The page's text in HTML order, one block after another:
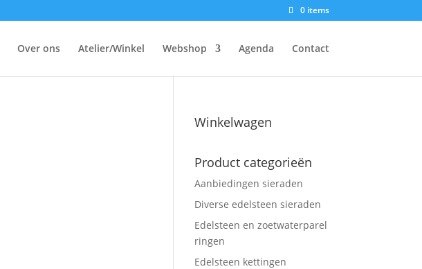
0 items
Over ons Atelier/Winkel Webshop Agenda Contact
Winkelwagen
Product categorieën
Aanbiedingen sieraden
Diverse edelsteen sieraden
Edelsteen en zoetwaterparel
ringen
Edelsteen kettingen